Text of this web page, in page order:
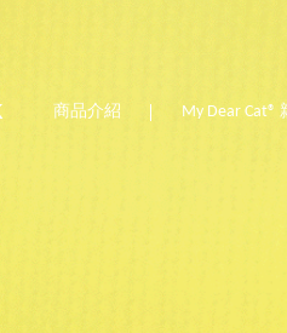
商品介紹 My Dear Cat®